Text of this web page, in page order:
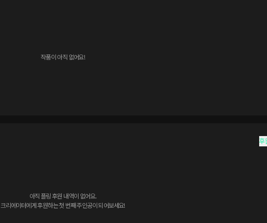
작품이 아직 없어요!
후
아직 플링 후원 내역이 없어요.
크리에이터에게 후원하는 첫 번째 주인공이 되어보세요!